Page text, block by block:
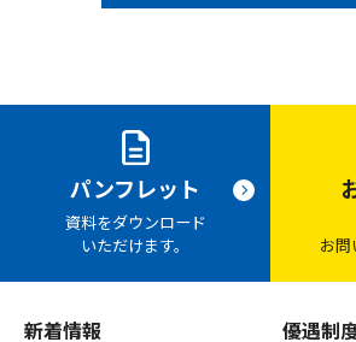
パンフレット
資料をダウンロード
いただけます。
お問
新着情報
優遇制